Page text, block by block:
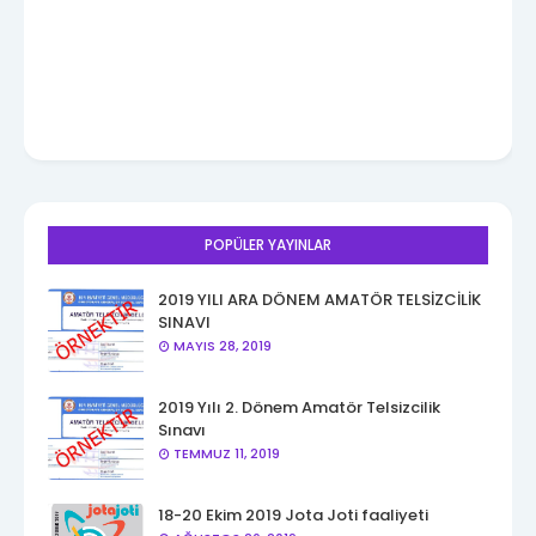
POPÜLER YAYINLAR
2019 YILI ARA DÖNEM AMATÖR TELSİZCİLİK
SINAVI
MAYIS 28, 2019
2019 Yılı 2. Dönem Amatör Telsizcilik
Sınavı
TEMMUZ 11, 2019
18-20 Ekim 2019 Jota Joti faaliyeti